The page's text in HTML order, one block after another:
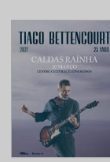
C.CULTURAL CALDAS
RAINHA
MAIS INFO
COMPRAR